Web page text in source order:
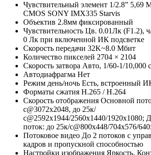
Чувствительный элемент 1/2.8” 5,69
CMOS SONY IMX335 Starvis
Объектив 2.8мм фиксированный
Чувствительность Цв. 0.01Лк (F1.2),
0 Лк при включенной ИК подсветке
Скорость передачи 32K~8.0 Мбит
Количество пикселей 2704 × 2104
Скорость затвора Авто, 1/60-1/10,000
Автодиафрагма Нет
Режим день/ночь Есть, встроенный
Форматы сжатия H.265 / H.264
Скорость отображения Основной
с@3072х2048, до 25к/
с@2592х1944/2560x1440/1920х1080;
поток: до 25к/с@800x448/704х576/
Потоковое видео До 2 потоков с
кадров и пропускной способностью
Настройки изображения Яркость,